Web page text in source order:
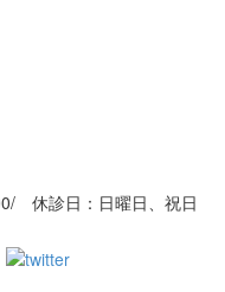
休診日：日曜日、祝日